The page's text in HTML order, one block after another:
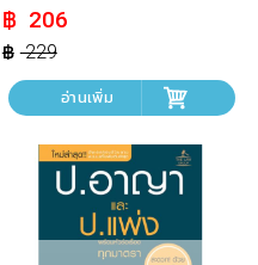
229
Original
price
was:
฿ 229.
206
Current
price
is:
฿ 206.
อ่านเพิ่ม